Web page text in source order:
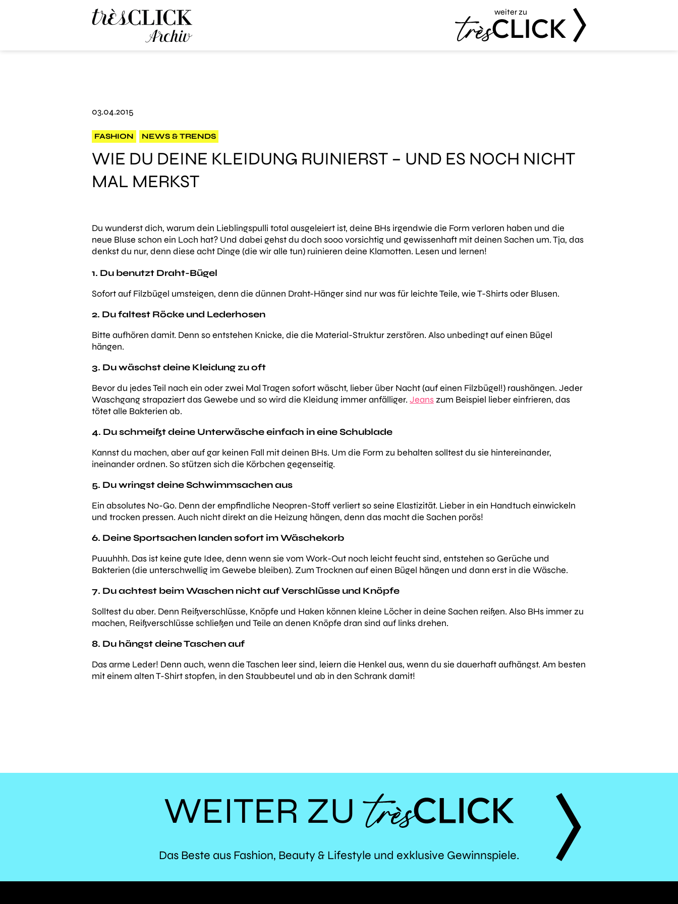
weiter zu
03.04.2015
FASHION NEWS & TRENDS
WIE DU DEINE KLEIDUNG RUINIERST – UND ES NOCH NICHT
MAL MERKST
Du wunderst dich, warum dein Lieblingspulli total ausgeleiert ist, deine BHs irgendwie die Form verloren haben und die
neue Bluse schon ein Loch hat? Und dabei gehst du doch sooo vorsichtig und gewissenhaft mit deinen Sachen um. Tja, das
denkst du nur, denn diese acht Dinge (die wir alle tun) ruinieren deine Klamotten. Lesen und lernen!
1. Du benutzt Draht-Bügel
Sofort auf Filzbügel umsteigen, denn die dünnen Draht-Hänger sind nur was für leichte Teile, wie T-Shirts oder Blusen.
2. Du faltest Röcke und Lederhosen
Bitte aufhören damit. Denn so entstehen Knicke, die die Material-Struktur zerstören. Also unbedingt auf einen Bügel
hängen.
3. Du wäschst deine Kleidung zu oft
Bevor du jedes Teil nach ein oder zwei Mal Tragen sofort wäscht, lieber über Nacht (auf einen Filzbügel!) raushängen. Jeder
Waschgang strapaziert das Gewebe und so wird die Kleidung immer anfälliger. Jeans zum Beispiel lieber einfrieren, das
tötet alle Bakterien ab.
4. Du schmeißt deine Unterwäsche einfach in eine Schublade
Kannst du machen, aber auf gar keinen Fall mit deinen BHs. Um die Form zu behalten solltest du sie hintereinander,
ineinander ordnen. So stützen sich die Körbchen gegenseitig.
5. Du wringst deine Schwimmsachen aus
Ein absolutes No-Go. Denn der empfindliche Neopren-Stoff verliert so seine Elastizität. Lieber in ein Handtuch einwickeln
und trocken pressen. Auch nicht direkt an die Heizung hängen, denn das macht die Sachen porös!
6. Deine Sportsachen landen sofort im Wäschekorb
Puuuhhh. Das ist keine gute Idee, denn wenn sie vom Work-Out noch leicht feucht sind, entstehen so Gerüche und
Bakterien (die unterschwellig im Gewebe bleiben). Zum Trocknen auf einen Bügel hängen und dann erst in die Wäsche.
7. Du achtest beim Waschen nicht auf Verschlüsse und Knöpfe
Solltest du aber. Denn Reißverschlüsse, Knöpfe und Haken können kleine Löcher in deine Sachen reißen. Also BHs immer zu
machen, Reißverschlüsse schließen und Teile an denen Knöpfe dran sind auf links drehen.
8. Du hängst deine Taschen auf
Das arme Leder! Denn auch, wenn die Taschen leer sind, leiern die Henkel aus, wenn du sie dauerhaft aufhängst. Am besten
mit einem alten T-Shirt stopfen, in den Staubbeutel und ab in den Schrank damit!
WEITER ZU
TRÈS
Das Beste aus Fashion, Beauty & Lifestyle und exklusive Gewinnspiele.